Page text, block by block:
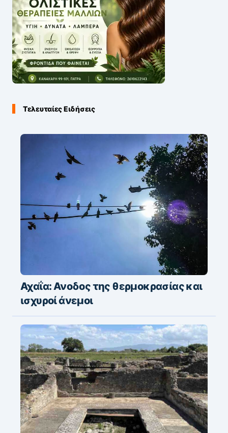
Τελευταίες Ειδήσεις
Αχαΐα: Ανοδος της θερμοκρασίας και
ισχυροί άνεμοι